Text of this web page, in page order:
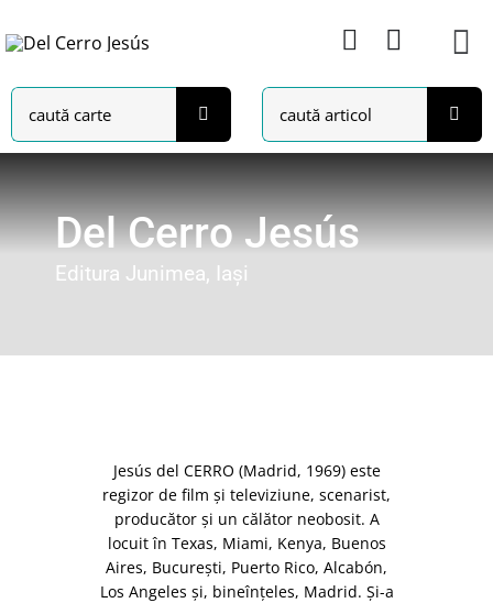
to
Search
for:
Search
for:
Del Cerro Jesús
Editura Junimea, Iași
Jesús del CERRO (Madrid, 1969) este
regizor de film și televiziune, scenarist,
producător și un călător neobosit. A
locuit în Texas, Miami, Kenya, Buenos
Aires, București, Puerto Rico, Alcabón,
Los Angeles și, bineînțeles, Madrid. Și-a